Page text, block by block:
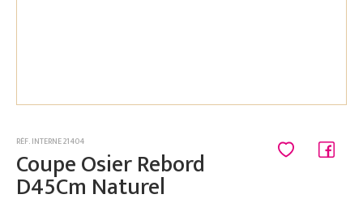
RÉF. INTERNE 21404
Coupe Osier Rebord
D45Cm Naturel